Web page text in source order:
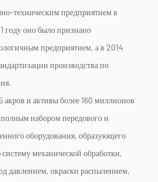
техническим предприятием в
году оно было признано
предприятием, а в 2014
производства по
и активы более 160 миллионов
набором передового и
оборудования, образующего
механической обработки,
давлением, окраски распылением,